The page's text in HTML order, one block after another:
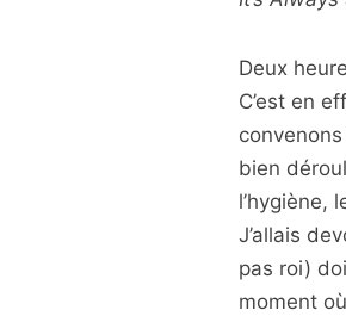
Deux
C’est en
bien
l’hygiène,
J’allais
pas roi)
moment